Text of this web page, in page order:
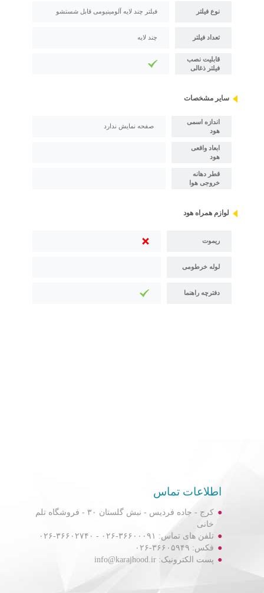
نوع فیلتر فبلتر چند لایه آلومینیومی قابل شستشو
تعداد فیلتر چند لایه
قابلیت نصب
فیلتر ذغالی
سایر مشخصات
اندازه اسمی
هود
صفحه نمایش ندارد
ابعاد واقعی
هود
قطر دهانه
خروجی هوا
لوازم همراه هود
ریموت
لوله خرطومی
دفترچه راهنما
اطلاعات تماس
کرج - جاده فردیس - نبش گلستان ۳۰ - فروشگاه تلم
خانی
تلفن های تماس: ۳۶۶۰۰۰۹۱-۰۲۶ - ۳۶۶۰۲۷۴۰-۰۲۶
فکس: ۳۶۶۰۵۹۴۹-۰۲۶
پست الکترونیک: info@karajhood.ir